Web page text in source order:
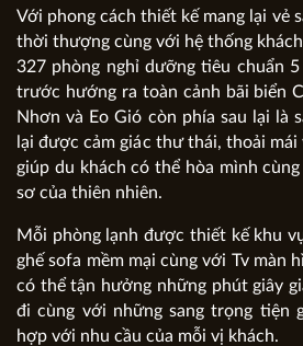
Với phong cách thiết kế mang lại vẻ
thời thượng cùng với hệ thống
327 phòng nghỉ dưỡng tiêu chuẩn
trước hướng ra toàn cảnh bãi biển
Nhơn và Eo Gió còn phía sau lại là
lại được cảm giác thư thái, thoải
giúp du khách có thể hòa mình
sơ của thiên nhiên.
Mỗi phòng lạnh được thiết kế khu
ghế sofa mềm mại cùng với Tv màn
có thể tận hưởng những phút giây
đi cùng với những sang trọng tiện
hợp với nhu cầu của mỗi vị khách.